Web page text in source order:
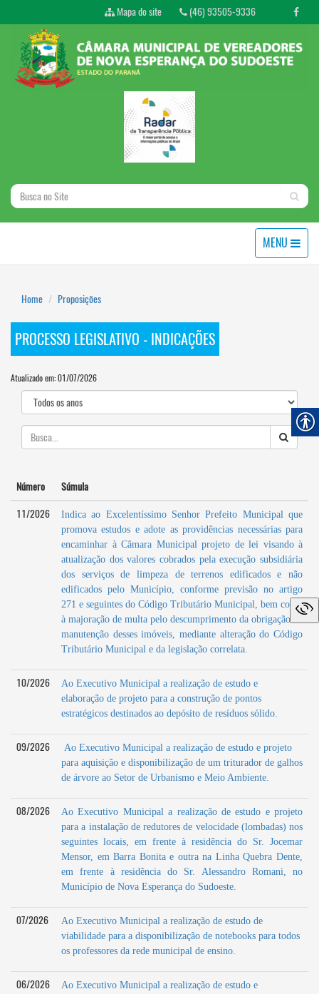
Mapa do site (46) 93505-9336
MENU
Home Proposições
PROCESSO LEGISLATIVO - INDICAÇÕES
Atualizado em: 01/07/2026
Número
Súmula
11/2026
Indica ao Excelentíssimo Senhor Prefeito Municipal que
promova estudos e adote as providências necessárias para
encaminhar à Câmara Municipal projeto de lei visando à
atualização dos valores cobrados pela execução subsidiária
dos serviços de limpeza de terrenos edificados e não
edificados pelo Município, conforme previsão no artigo
271 e seguintes do Código Tributário Municipal, bem como
à majoração de multa pelo descumprimento da obrigação de
manutenção desses imóveis, mediante alteração do Código
Tributário Municipal e da legislação correlata.
10/2026
Ao Executivo Municipal a realização de estudo e
elaboração de projeto para a construção de pontos
estratégicos destinados ao depósito de resíduos sólido.
09/2026
Ao Executivo Municipal a realização de estudo e projeto
para aquisição e disponibilização de um triturador de galhos
de árvore ao Setor de Urbanismo e Meio Ambiente.
08/2026
Ao Executivo Municipal a realização de estudo e projeto
para a instalação de redutores de velocidade (lombadas) nos
seguintes locais, em frente à residência do Sr. Jocemar
Mensor, em Barra Bonita e outra na Linha Quebra Dente,
em frente à residência do Sr. Alessandro Romani, no
Município de Nova Esperança do Sudoeste.
07/2026
Ao Executivo Municipal a realização de estudo de
viabilidade para a disponibilização de notebooks para todos
os professores da rede municipal de ensino.
06/2026
Ao Executivo Municipal a realização de estudo e